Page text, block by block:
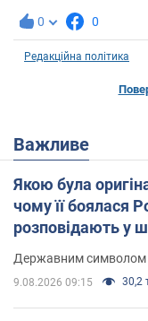
0 0
Редакційна політика
Важливе
Якою була
чому її боялася
розповідають у
Державним символом є
9.08.2026 09:15 30,2